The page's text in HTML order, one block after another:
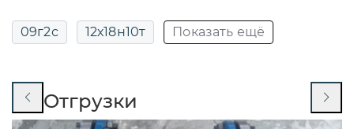
09г2с 12х18н10т Показать ещё
14нж19п 14нж19ст
Отгрузки